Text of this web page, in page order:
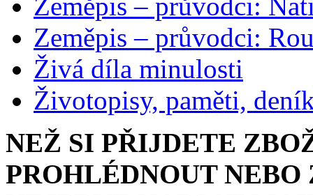
Zeměpis – průvodci:
Živá díla minulosti
Životopisy, paměti,
NEŽ SI PŘIJDETE
PROHLÉDNOUT